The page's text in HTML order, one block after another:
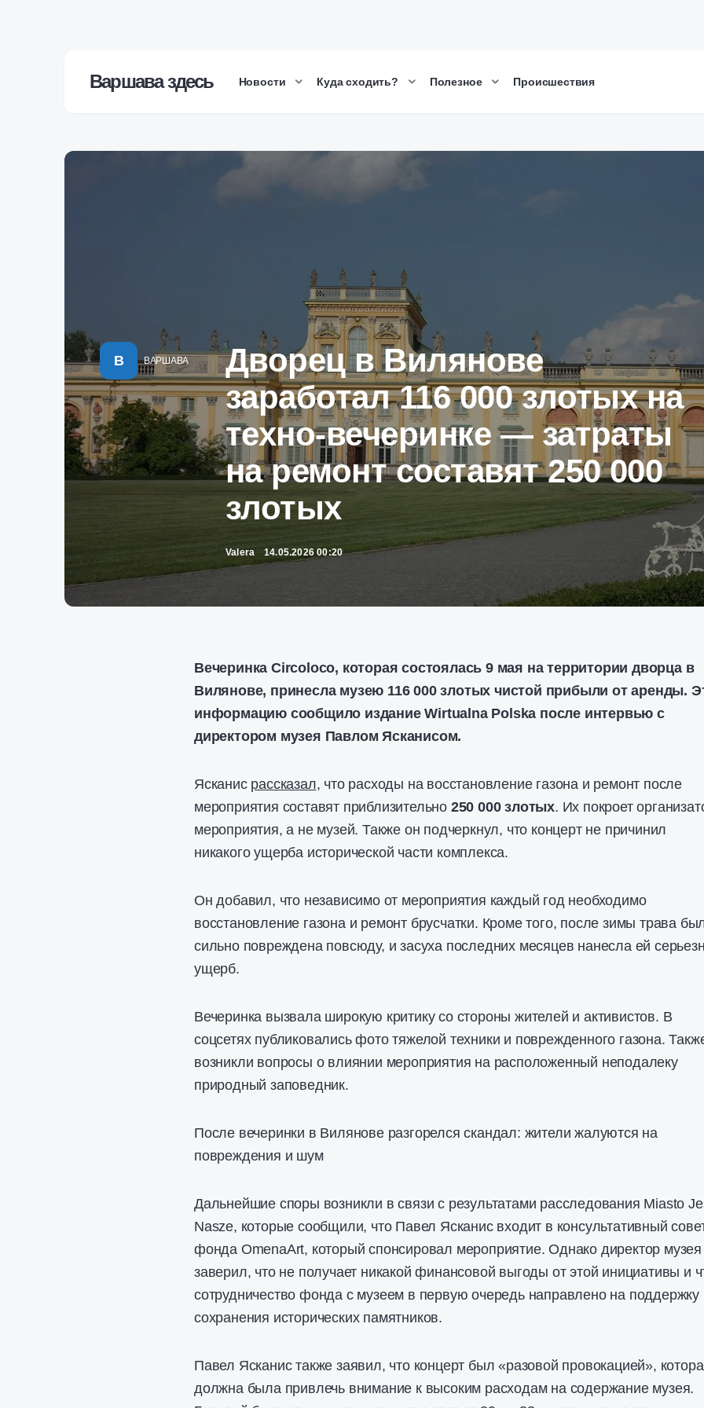
Варшава здесь Новости Куда сходить? Полезное Происшествия
В ВАРШАВА
Дворец в Вилянове
заработал 116 000 злотых на
техно-вечеринке — затраты
на ремонт составят 250 000
злотых
Valera 14.05.2026 00:20
Вечеринка Circoloco, которая состоялась 9 мая на территории дворца в
Вилянове, принесла музею 116 000 злотых чистой прибыли от аренды.
информацию сообщило издание Wirtualna Polska после интервью с
директором музея Павлом Ясканисом.
Ясканис рассказал, что расходы на восстановление газона и ремонт после
мероприятия составят приблизительно 250 000 злотых. Их покроет
мероприятия, а не музей. Также он подчеркнул, что концерт не причинил
никакого ущерба исторической части комплекса.
Он добавил, что независимо от мероприятия каждый год необходимо
восстановление газона и ремонт брусчатки. Кроме того, после зимы трава
сильно повреждена повсюду, и засуха последних месяцев нанесла ей
ущерб.
Вечеринка вызвала широкую критику со стороны жителей и активистов. В
соцсетях публиковались фото тяжелой техники и поврежденного газона.
возникли вопросы о влиянии мероприятия на расположенный неподалеку
природный заповедник.
После вечеринки в Вилянове разгорелся скандал: жители жалуются на
повреждения и шум
Дальнейшие споры возникли в связи с результатами расследования Miasto
Nasze, которые сообщили, что Павел Ясканис входит в консультативный
фонда OmenaArt, который спонсировал мероприятие. Однако директор музея
заверил, что не получает никакой финансовой выгоды от этой инициативы и
сотрудничество фонда с музеем в первую очередь направлено на поддержку
сохранения исторических памятников.
Павел Ясканис также заявил, что концерт был «разовой провокацией»,
должна была привлечь внимание к высоким расходам на содержание музея.